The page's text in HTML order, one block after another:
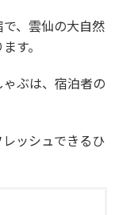
、雲仙の大自然
す。
ぶは、宿泊者の
ッシュできるひ